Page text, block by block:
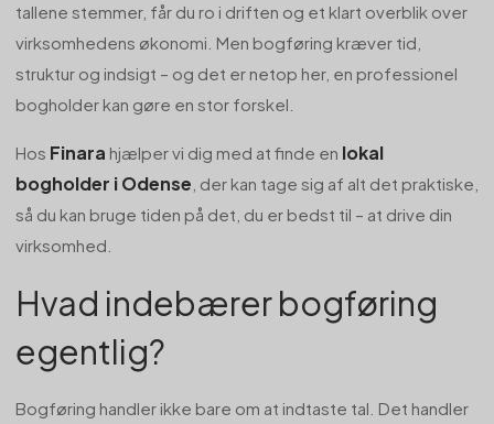
tallene stemmer, får du ro i driften og et klart overblik over
virksomhedens økonomi. Men bogføring kræver tid,
struktur og indsigt – og det er netop her, en professionel
bogholder kan gøre en stor forskel.
Hos Finara hjælper vi dig med at finde en lokal
bogholder i Odense , der kan tage sig af alt det praktiske,
så du kan bruge tiden på det, du er bedst til – at drive din
virksomhed.
Hvad indebærer bogføring
egentlig?
Bogføring handler ikke bare om at indtaste tal. Det handler